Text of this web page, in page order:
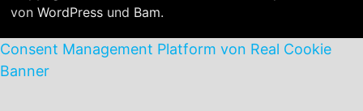
von WordPressund Bam.
Consent Management Platform von Real Cookie
Banner